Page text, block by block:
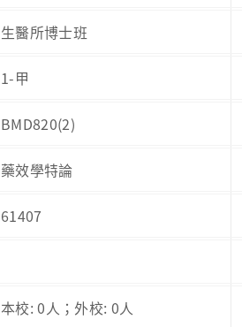
生醫所博士班
1-甲
BMD820(2)
藥效學特論
61407
本校: 0人；外校: 0人